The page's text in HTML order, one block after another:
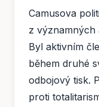
Camusova
z významných
Byl aktivním
během druhé
odbojový tisk.
proti